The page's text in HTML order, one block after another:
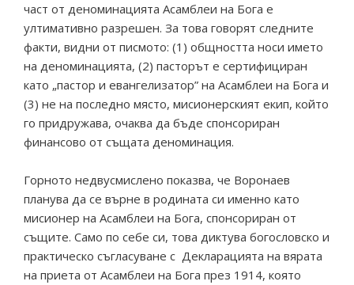
част от деноминацията Асамблеи на Бога е
ултимативно разрешен. За това говорят следните
факти, видни от писмото: (1) общността носи името
на деноминацията, (2) пасторът е сертифициран
като „пастор и евангелизатор” на Асамблеи на Бога и
(3) не на последно място, мисионерският екип, който
го придружава, очаква да бъде спонсориран
финансово от същата деноминация.
Горното недвусмислено показва, че Воронаев
планува да се върне в родината си именно като
мисионер на Асамблеи на Бога, спонсориран от
същите. Само по себе си, това диктува богословско и
практическо съгласуване с Декларацията на вярата
на приета от Асамблеи на Бога през 1914, която